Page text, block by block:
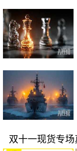
双十一现货专场